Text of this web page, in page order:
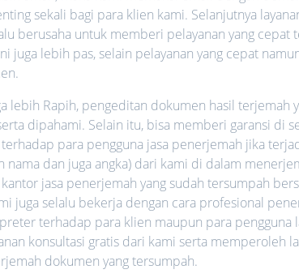
sekali bagi para klien kami. Selanjutnya
berusaha untuk memberi pelayanan yang cepat
juga lebih pas, selain pelayanan yang cepat
lebih Rapih, pengeditan dokumen hasil terjemah
dipahami. Selain itu, bisa memberi garansi di
para pengguna jasa penerjemah jika
dan juga angka) dari kami di dalam
jasa penerjemah yang sudah tersumpah
juga selalu bekerja dengan cara profesional
terhadap para klien maupun para pengguna
konsultasi gratis dari kami serta memperoleh
dokumen yang tersumpah.